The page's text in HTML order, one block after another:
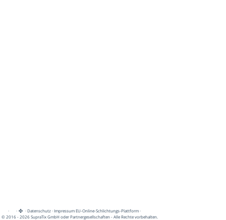
· · ·Datenschutz·Impressum EU-Online-Schlichtungs-Plattform·
© 2016 - 2026 SupraTix GmbH oder Partnergesellschaften - Alle Rechte vorbehalten.